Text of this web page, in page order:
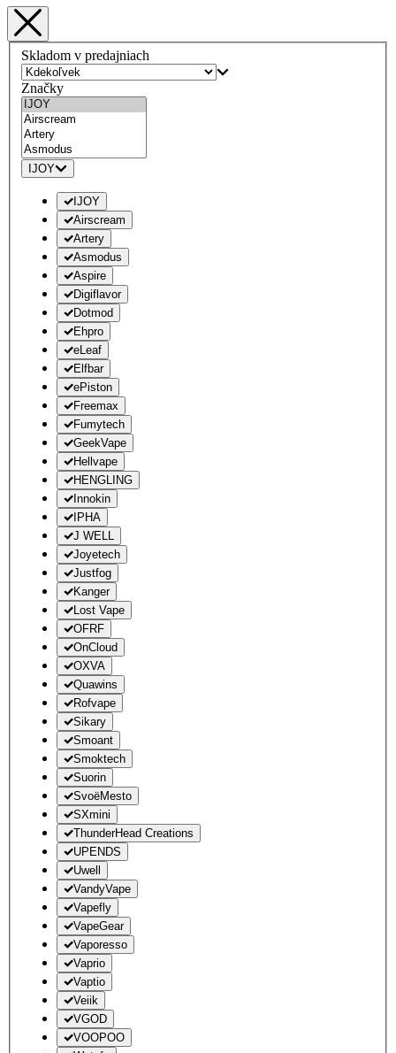
Skladom v predajniach
Značky
IJOY
IJOY
Airscream
Artery
Asmodus
Aspire
Digiflavor
Dotmod
Ehpro
eLeaf
Elfbar
ePiston
Freemax
Fumytech
GeekVape
Hellvape
HENGLING
Innokin
IPHA
J WELL
Joyetech
Justfog
Kanger
Lost Vape
OFRF
OnCloud
OXVA
Quawins
Rofvape
Sikary
Smoant
Smoktech
Suorin
SvoëMesto
SXmini
ThunderHead Creations
UPENDS
Uwell
VandyVape
Vapefly
VapeGear
Vaporesso
Vaprio
Vaptio
Veiik
VGOD
VOOPOO